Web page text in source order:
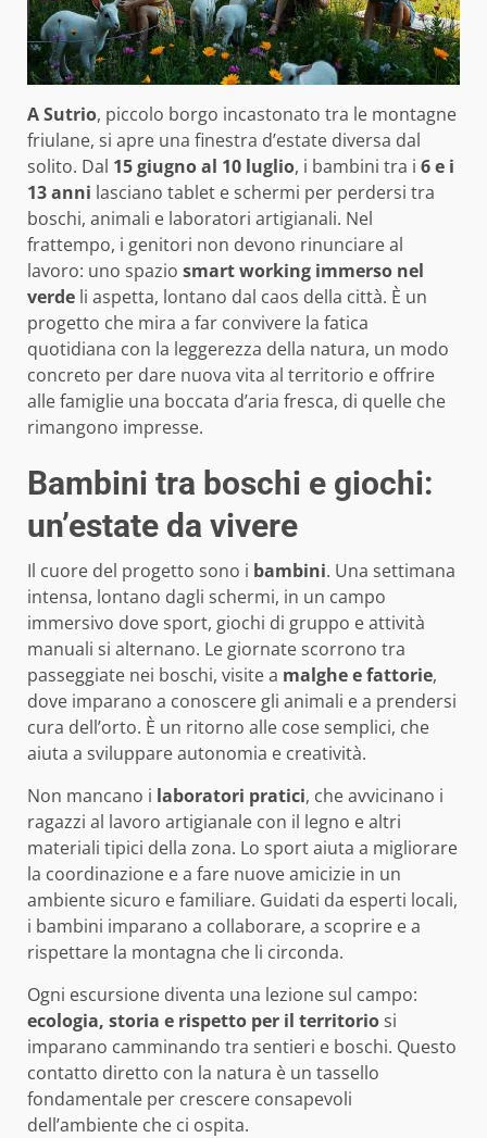
A Sutrio, piccolo borgo incastonato tra le montagne
friulane, si apre una finestra d’estate diversa dal
solito. Dal 15 giugno al 10 luglio, i bambini tra i 6 e i
13 anni lasciano tablet e schermi per perdersi tra
boschi, animali e laboratori artigianali. Nel
frattempo, i genitori non devono rinunciare al
lavoro: uno spazio smart working immerso nel
verde li aspetta, lontano dal caos della città. È un
progetto che mira a far convivere la fatica
quotidiana con la leggerezza della natura, un modo
concreto per dare nuova vita al territorio e offrire
alle famiglie una boccata d’aria fresca, di quelle che
rimangono impresse.
Bambini tra boschi e giochi:
un’estate da vivere
Il cuore del progetto sono i bambini. Una settimana
intensa, lontano dagli schermi, in un campo
immersivo dove sport, giochi di gruppo e attività
manuali si alternano. Le giornate scorrono tra
passeggiate nei boschi, visite a malghe e fattorie,
dove imparano a conoscere gli animali e a prendersi
cura dell’orto. È un ritorno alle cose semplici, che
aiuta a sviluppare autonomia e creatività.
Non mancano i laboratori pratici, che avvicinano i
ragazzi al lavoro artigianale con il legno e altri
materiali tipici della zona. Lo sport aiuta a migliorare
la coordinazione e a fare nuove amicizie in un
ambiente sicuro e familiare. Guidati da esperti locali,
i bambini imparano a collaborare, a scoprire e a
rispettare la montagna che li circonda.
Ogni escursione diventa una lezione sul campo:
ecologia, storia e rispetto per il territoriosi
imparano camminando tra sentieri e boschi. Questo
contatto diretto con la natura è un tassello
fondamentale per crescere consapevoli
dell’ambiente che ci ospita.